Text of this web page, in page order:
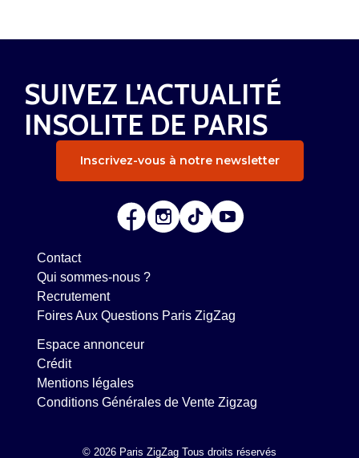
SUIVEZ L'ACTUALITÉ
INSOLITE DE PARIS
Inscrivez-vous à notre newsletter
Contact
Qui sommes-nous ?
Recrutement
Foires Aux Questions Paris ZigZag
Espace annonceur
Crédit
Mentions légales
Conditions Générales de Vente Zigzag
© 2026 Paris ZigZag Tous droits réservés